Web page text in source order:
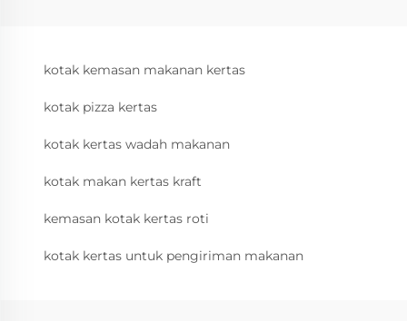
kotak kemasan makanan kertas
kotak pizza kertas
kotak kertas wadah makanan
kotak makan kertas kraft
kemasan kotak kertas roti
kotak kertas untuk pengiriman makanan